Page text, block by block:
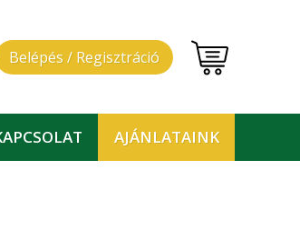
Belépés / Regisztráció
AJÁNLATAINK